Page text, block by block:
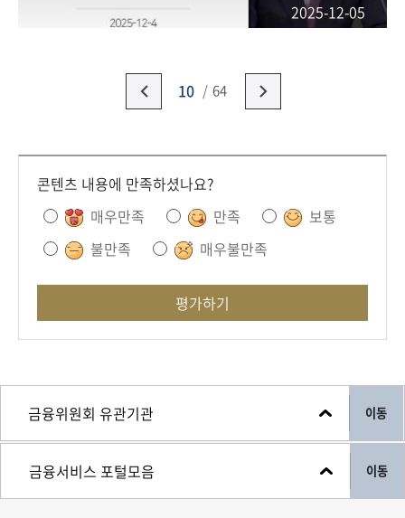
2025-12-05
10 64
콘텐츠 내용에 만족하셨나요?
매우만족
만족
보통
불만족
매우불만족
평가하기
이동
이동